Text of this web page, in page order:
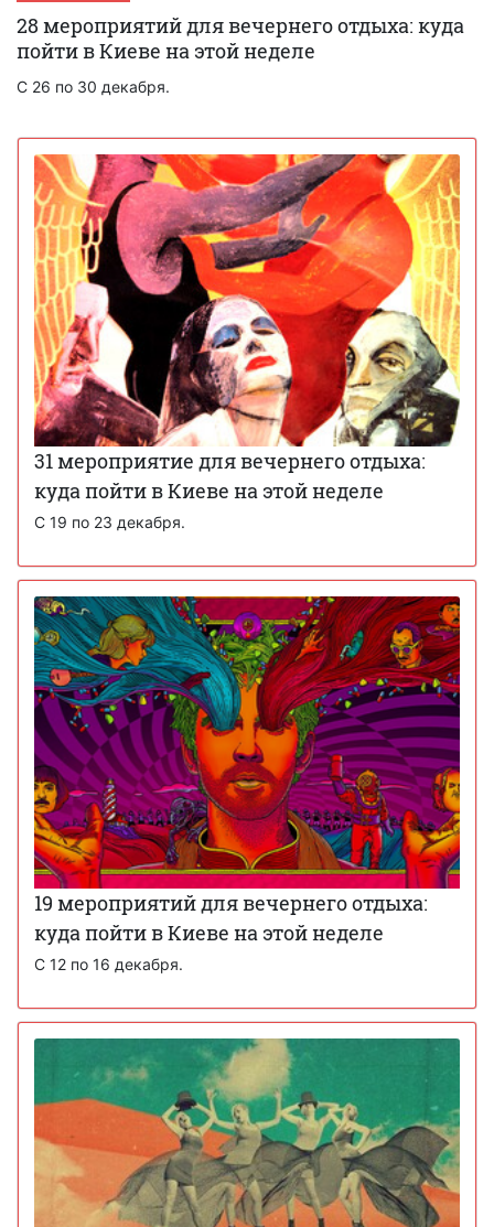
28 мероприятий для вечернего отдыха: куда
пойти в Киеве на этой неделе
С 26 по 30 декабря.
31 мероприятие для вечернего отдыха:
куда пойти в Киеве на этой неделе
С 19 по 23 декабря.
19 мероприятий для вечернего отдыха:
куда пойти в Киеве на этой неделе
С 12 по 16 декабря.